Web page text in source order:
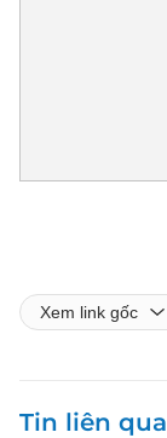
Xem link gốc
Tin liên